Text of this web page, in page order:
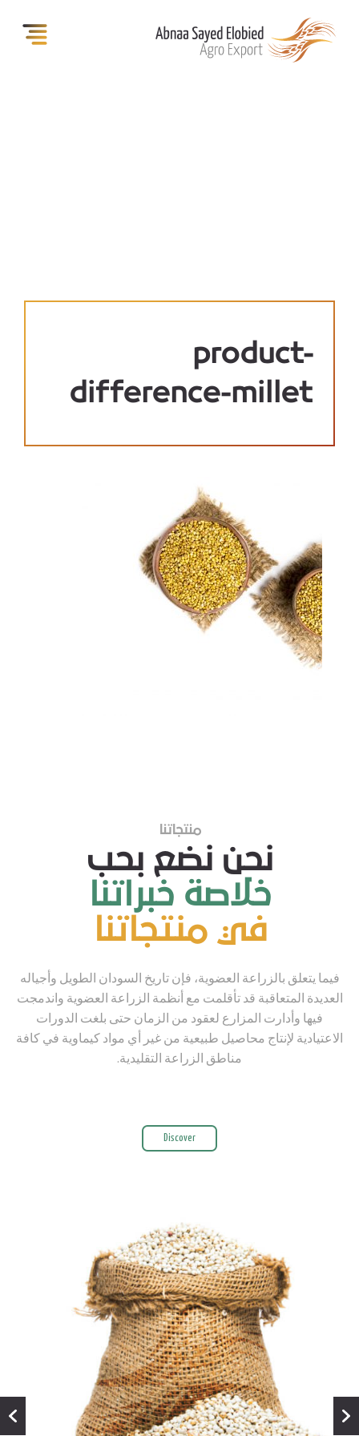
product-
difference-millet
منتجاتنا
نحن نضع بحب
خلاصة خبراتنا
في منتجاتنا
فيما يتعلق بالزراعة العضوية، فإن تاريخ السودان الطويل وأجياله
العديدة المتعاقبة قد تأقلمت مع أنظمة الزراعة العضوية واندمجت
فيها وأدارت المزارع لعقود من الزمان حتى بلغت الدورات
الاعتيادية لإنتاج محاصيل طبيعية من غير أي مواد كيماوية في كافة
مناطق الزراعة التقليدية.
Discover